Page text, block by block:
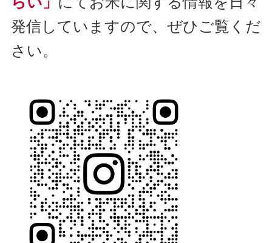
発信していますので、ぜひご覧くだ
さい。